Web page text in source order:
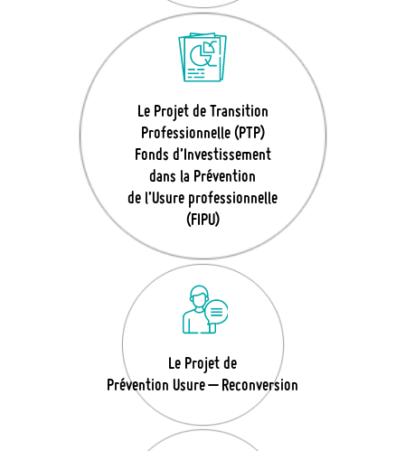
Le Projet de Transition
Professionnelle (PTP)
Fonds d’Investissement
dans la Prévention
de l’Usure professionnelle
(FIPU)
Le Projet de
Prévention Usure – Reconversion